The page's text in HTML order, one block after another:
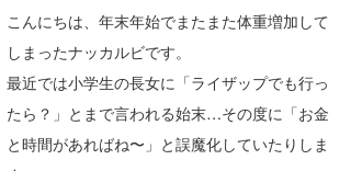
こんにちは、年末年始でまたまた体重増加して
しまったナッカルビです。
最近では小学生の長女に「ライザップでも行っ
たら？」とまで言われる始末…その度に「お金
と時間があればね〜」と誤魔化していたりしま